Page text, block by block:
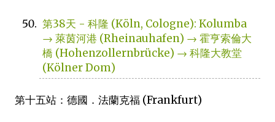
第38天 - 科隆 (Köln, Cologne): Kolumba
→ 萊茵河港 (Rheinauhafen) → 霍亨索倫大
橋 (Hohenzollernbrücke) → 科隆大教堂
(Kölner Dom)
第十五站：德國．法蘭克福 (Frankfurt)